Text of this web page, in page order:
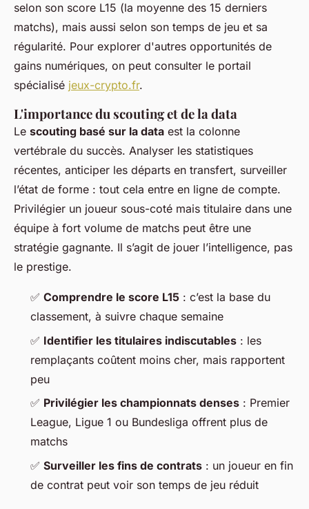
selon son score L15 (la moyenne des 15 derniers
matchs), mais aussi selon son temps de jeu et sa
régularité. Pour explorer d'autres opportunités de
gains numériques, on peut consulter le portail
spécialisé jeux-crypto.fr.
L'importance du scouting et de la data
Le scouting basé sur la data est la colonne
vertébrale du succès. Analyser les statistiques
récentes, anticiper les départs en transfert, surveiller
l’état de forme : tout cela entre en ligne de compte.
Privilégier un joueur sous-coté mais titulaire dans une
équipe à fort volume de matchs peut être une
stratégie gagnante. Il s’agit de jouer l’intelligence, pas
le prestige.
✅ Comprendre le score L15 : c’est la base du
classement, à suivre chaque semaine
✅ Identifier les titulaires indiscutables : les
remplaçants coûtent moins cher, mais rapportent
peu
✅ Privilégier les championnats denses : Premier
League, Ligue 1 ou Bundesliga offrent plus de
matchs
✅ Surveiller les fins de contrats : un joueur en fin
de contrat peut voir son temps de jeu réduit